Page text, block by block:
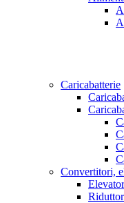
Caricabatterie
Convertitori,